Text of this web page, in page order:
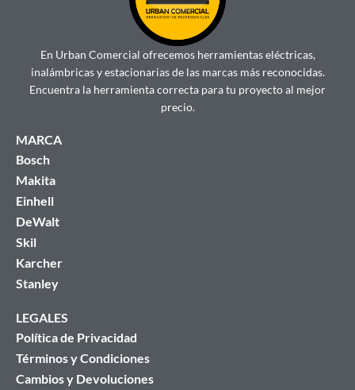
En Urban Comercial ofrecemos herramientas eléctricas,
inalámbricas y estacionarias de las marcas más reconocidas.
Encuentra la herramienta correcta para tu proyecto al mejor
precio.
MARCA
Bosch
Makita
Einhell
DeWalt
Skil
Karcher
Stanley
LEGALES
Política de Privacidad
Términos y Condiciones
Cambios y Devoluciones